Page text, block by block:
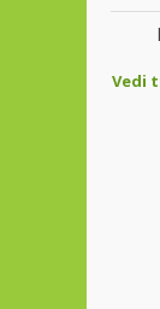
Vedi